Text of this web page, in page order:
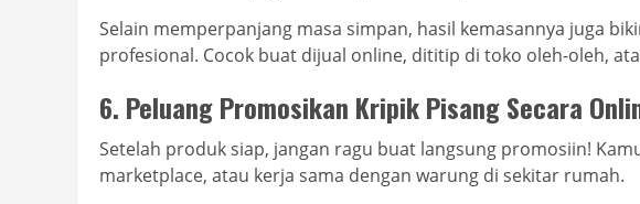
Selain memperpanjang masa simpan, hasil kemasannya juga
profesional. Cocok buat dijual online, dititip di toko oleh-oleh,
6. Peluang Promosikan Kripik Pisang Secara
Setelah produk siap, jangan ragu buat langsung promosiin!
marketplace, atau kerja sama dengan warung di sekitar rumah.